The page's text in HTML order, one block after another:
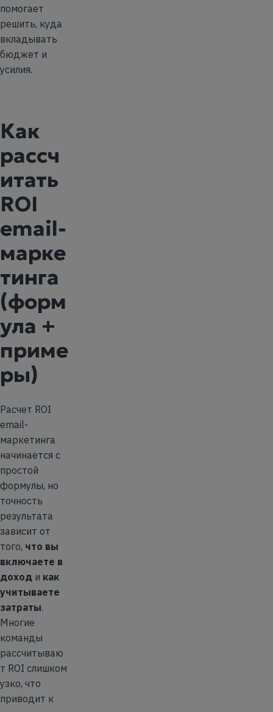
помогает
решить, куда
вкладывать
бюджет и
усилия.
Как
рассч
итать
ROI
email-
марке
тинга
(форм
ула +
приме
ры)
Расчет ROI
email-
маркетинга
начинается с
простой
формулы, но
точность
результата
зависит от
того, что вы
включаете в
доход и как
учитываете
затраты.
Многие
команды
рассчитываю
т ROI слишком
узко, что
приводит к